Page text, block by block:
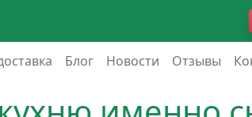
Блог Новости Отзывы